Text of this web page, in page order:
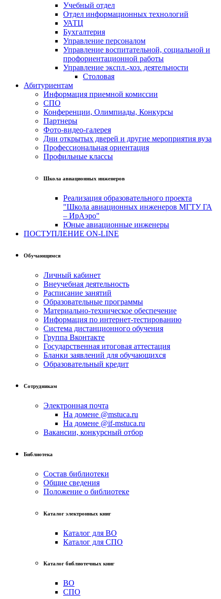
Учебный отдел
Отдел информационных технологий
УАТЦ
Бухгалтерия
Управление персоналом
Управление воспитательной, социальной и
профориентационной работы
Управление экспл.-хоз. деятельности
Столовая
Абитуриентам
Информация приемной комиссии
СПО
Конференции, Олимпиады, Конкурсы
Партнеры
Фото-видео-галерея
Дни открытых дверей и другие мероприятия вуза
Профессиональная ориентация
Профильные классы
Школа авиационных инженеров
Реализация образовательного проекта
"Школа авиационных инженеров МГТУ ГА
– ИрАэро"
Юные авиационные инженеры
ПОСТУПЛЕНИЕ ON-LINE
Обучающимся
Личный кабинет
Внеучебная деятельность
Расписание занятий
Образовательные программы
Материально-техническое обеспечение
Информация по интернет-тестированию
Система дистанционного обучения
Группа Вконтакте
Государственная итоговая аттестация
Бланки заявлений для обучающихся
Образовательный кредит
Сотрудникам
Электронная почта
На домене @mstuca.ru
На домене @if-mstuca.ru
Вакансии, конкурсный отбор
Библиотека
Состав библиотеки
Общие сведения
Положение о библиотеке
Каталог электронных книг
Каталог для ВО
Каталог для СПО
Каталог библиотечных книг
ВО
СПО